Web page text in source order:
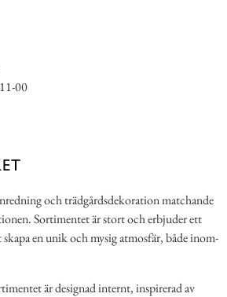
00
och trädgårdsdekoration matchande
Sortimentet är stort och erbjuder ett
en unik och mysig atmosfär, både inom-
är designad internt, inspirerad av